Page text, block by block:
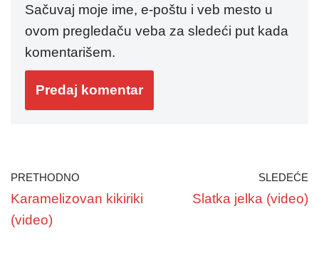
Sačuvaj moje ime, e-poštu i veb mesto u
ovom pregledaču veba za sledeći put kada
komentarišem.
PRETHODNO
Karamelizovan kikiriki
(video)
SLEDEĆE
Slatka jelka (video)